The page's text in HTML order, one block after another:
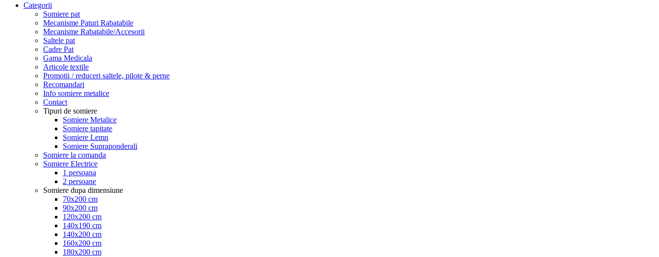
Categorii
Somiere pat
Mecanisme Paturi Rabatabile
Mecanisme Rabatabile/Accesorii
Saltele pat
Cadre Pat
Gama Medicala
Articole textile
Promotii / reduceri saltele, pilote & perne
Recomandari
Info somiere metalice
Contact
Tipuri de somiere
Somiere Metalice
Somiere tapitate
Somiere Lemn
Somiere Supraponderali
Somiere la comanda
Somiere Electrice
1 persoana
2 persoane
Somiere dupa dimensiune
70x200 cm
90x200 cm
120x200 cm
140x190 cm
140x200 cm
160x200 cm
180x200 cm